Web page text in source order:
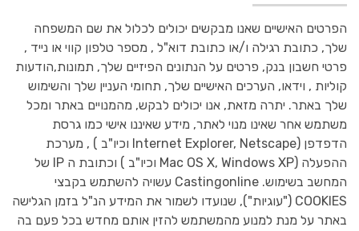
הפרטים האישיים שאנו מבקשים יכולים לכלול את שם המשפחה
שלך, כתובת רגילה ו/או כתובת דוא"ל , מספר טלפון קווי או נייד ,
פרטי חשבון בנק, פרטים על הנתונים הפיזיים שלך, תמונות,הודעות
קוליות , וידאו, הערכים האישיים שלך, תחומי העניין שלך והשימוש
שלך באתר. יתרה מזאת, אנו יכולים לבקש, מהמנויים באתר ומכל
משתמש אחר שאינו מנוי לאתר, מידע שאיננו אישי כמו גרסת
הדפדפן (Internet Explorer, Netscape וכיו"ב ) , מערכת
ההפעלה (Mac OS X, Windows XP וכיו"ב ) וכתובת ה IP של
המחשב בשימוש. Castingonline עשויה להשתמש בקבצי
COOKIES ("עוגיות"), שנועדו לשמור את המידע הנ"ל בזמן הגלישה
באתר על מנת למנוע מהמשתמש להזין אותם מחדש בכל פעם בה